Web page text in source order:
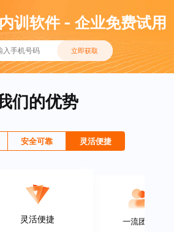
训软件 - 企业免费试用
立即获取
们的优势
安全可靠 灵活便捷
灵活便捷 一流团队